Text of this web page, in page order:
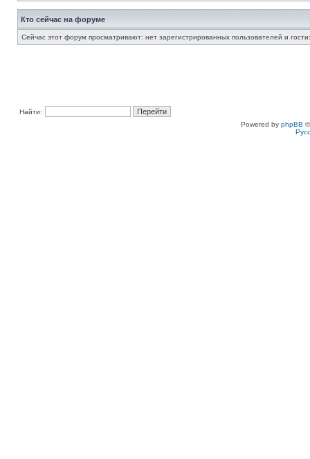
Кто сейчас на форуме
Сейчас этот форум просматривают: нет зарегистрированных пользователей и
Найти:
Powered by phpBB